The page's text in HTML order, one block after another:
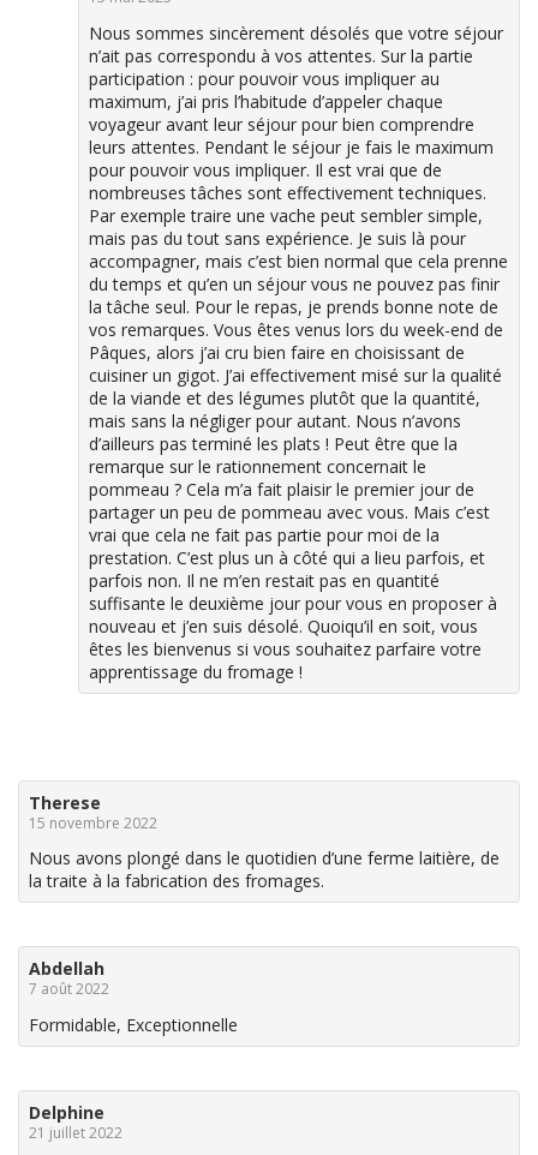
Nous sommes sincèrement désolés que votre séjour
n’ait pas correspondu à vos attentes. Sur la partie
participation : pour pouvoir vous impliquer au
maximum, j’ai pris l’habitude d’appeler chaque
voyageur avant leur séjour pour bien comprendre
leurs attentes. Pendant le séjour je fais le maximum
pour pouvoir vous impliquer. Il est vrai que de
nombreuses tâches sont effectivement techniques.
Par exemple traire une vache peut sembler simple,
mais pas du tout sans expérience. Je suis là pour
accompagner, mais c’est bien normal que cela prenne
du temps et qu’en un séjour vous ne pouvez pas finir
la tâche seul. Pour le repas, je prends bonne note de
vos remarques. Vous êtes venus lors du week-end de
Pâques, alors j’ai cru bien faire en choisissant de
cuisiner un gigot. J’ai effectivement misé sur la qualité
de la viande et des légumes plutôt que la quantité,
mais sans la négliger pour autant. Nous n’avons
d’ailleurs pas terminé les plats ! Peut être que la
remarque sur le rationnement concernait le
pommeau ? Cela m’a fait plaisir le premier jour de
partager un peu de pommeau avec vous. Mais c’est
vrai que cela ne fait pas partie pour moi de la
prestation. C’est plus un à côté qui a lieu parfois, et
parfois non. Il ne m’en restait pas en quantité
suffisante le deuxième jour pour vous en proposer à
nouveau et j’en suis désolé. Quoiqu’il en soit, vous
êtes les bienvenus si vous souhaitez parfaire votre
apprentissage du fromage !
Therese
15 novembre 2022
Nous avons plongé dans le quotidien d’une ferme laitière, de
la traite à la fabrication des fromages.
Abdellah
7 août 2022
Formidable, Exceptionnelle
Delphine
21 juillet 2022